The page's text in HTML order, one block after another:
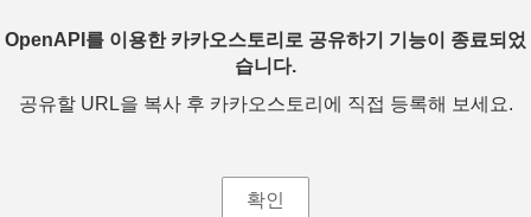
OpenAPI를 이용한 카카오스토리로 공유하기 기능이 종료되었
습니다.
공유할 URL을 복사 후 카카오스토리에 직접 등록해 보세요.
확인